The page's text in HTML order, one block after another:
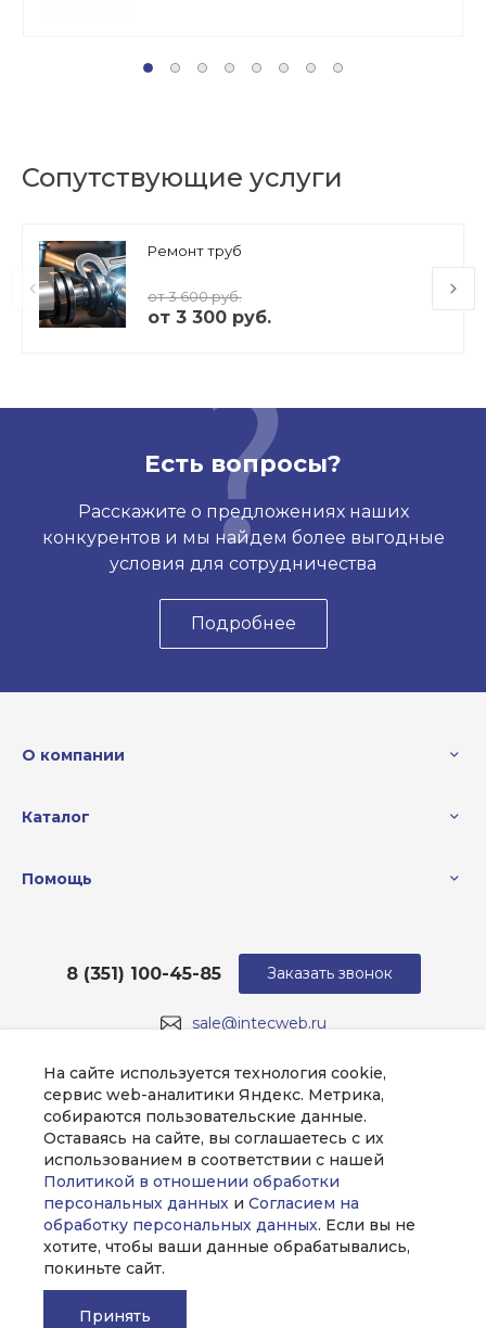
На сайте используется технология cookie,
сервис web-аналитики Яндекс. Метрика,
собираются пользовательские данные.
Оставаясь на сайте, вы соглашаетесь с их
использованием в соответствии с нашей
Политикой в отношении обработки
персональных данных и Согласием на
обработку персональных данных. Если вы не
хотите, чтобы ваши данные обрабатывались,
покиньте сайт.
Принять
Сопутствующие услуги
Ремонт труб
от 3 600 руб.
от 3 300 руб.
Есть вопросы?
Расскажите о предложениях наших
конкурентов и мы найдем более выгодные
условия для сотрудничества
Подробнее
О компании
Каталог
Помощь
sale@intecweb.ru
8 (351) 100-45-85
г. Челябинск, ул.Свободы, д.93, оф. 6
Заказать звонок